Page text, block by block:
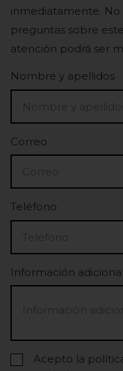
inmediatamente. No
preguntas sobre
atención podrá ser
Nombre y apellidos
Correo
Teléfono
Información adicional
Acepto la